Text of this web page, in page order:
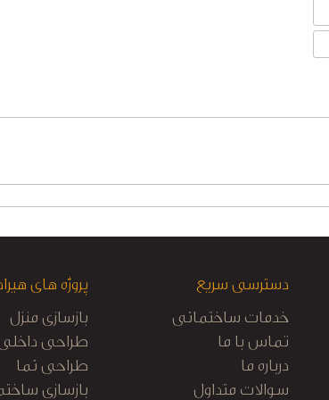
دسترسی سریع
خدمات ساختمانی
تماس با ما
درباره ما
سوالات متداول
پروژه های
بازسازی منزل
طراحی
طراحی نما
بازسازی